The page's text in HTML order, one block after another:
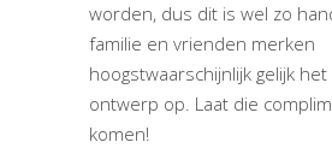
worden, dus dit is wel zo
familie en vrienden merken
hoogstwaarschijnlijk gelijk
ontwerp op. Laat die
komen!